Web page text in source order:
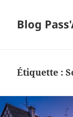
Blog
Étiquette :